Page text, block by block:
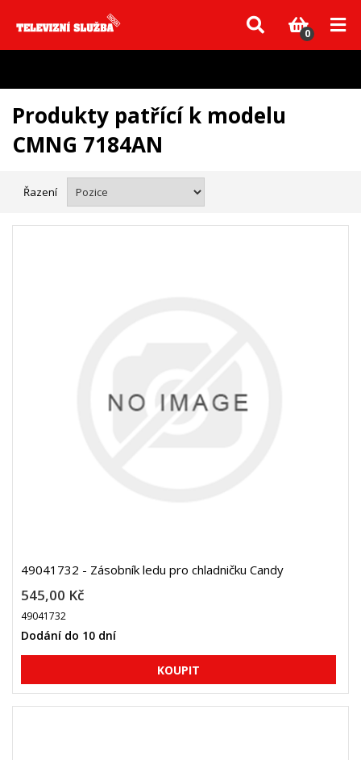
Vzhledem k aktuální situaci se může dodání dílů, které nejsou skladem,
zpozdit. Děkujeme za pochopení.
0
Produkty patřící k modelu
CMNG 7184AN
Řazení
49041732 - Zásobník ledu pro chladničku Candy
545,00 Kč
49041732
Dodání do 10 dní